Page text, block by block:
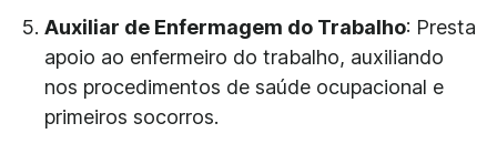
Auxiliar de Enfermagem do Trabalho: Presta
apoio ao enfermeiro do trabalho, auxiliando
nos procedimentos de saúde ocupacional e
primeiros socorros.